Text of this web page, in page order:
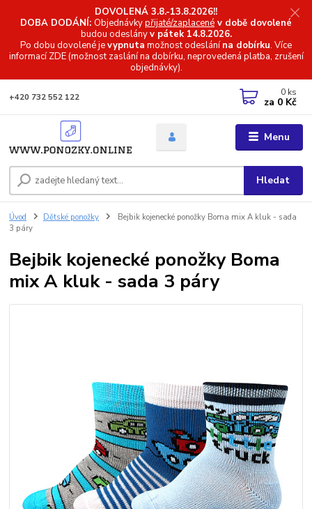
DOVOLENÁ 3.8.-13.8.2026!!
DOBA DODÁNÍ: Objednávkypřijaté/zaplacené v době dovolené
budou odeslányv pátek 14.8.2026.
Po dobu dovolené jevypnuta možnost odeslánína dobírku. Více
informacíZDE (možnost zaslání na dobírku, neprovedená platba, zrušení
objednávky).
Menu
Hledat
+420 732 552 122 0 ks
za 0 Kč
Úvod Dětské ponožky
Bejbik kojenecké ponožky Boma mix A kluk - sada
3 páry
Bejbik kojenecké ponožky Boma
mix A kluk - sada 3 páry